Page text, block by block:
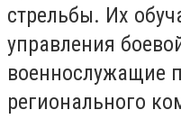
стрельбы. Их
управления
военнослужащие
регионального